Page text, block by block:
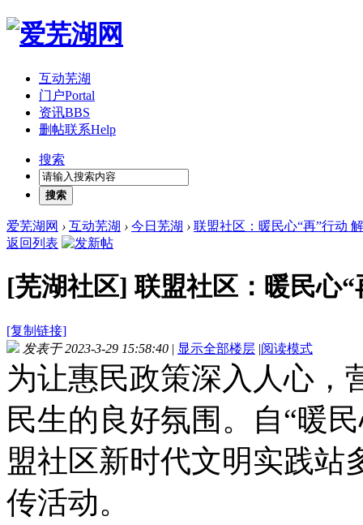
互动芜湖
门户Portal
资讯BBS
删帖联系Help
搜索
搜索
爱芜湖网 › 互动芜湖 › 今日芜湖 › 联盟社区：暖民心“再”行动
返回列表
[芜湖社区]联盟社区：暖民心
[复制链接]
发表于 2023-3-29 15:58:40 | 显示全部楼层 |阅读模式
为让惠民政策深入人心，
民生的良好氛围。自“暖
盟社区新时代文明实践站
传活动。